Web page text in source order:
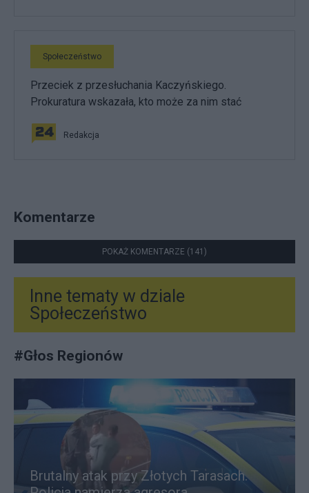
Społeczeństwo
Przeciek z przesłuchania Kaczyńskiego.
Prokuratura wskazała, kto może za nim stać
Redakcja
Komentarze
POKAŻ KOMENTARZE (141)
Inne tematy w dziale
Społeczeństwo
#Głos Regionów
Brutalny atak przy Złotych Tarasach.